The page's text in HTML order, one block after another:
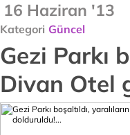
16 Haziran '13
Kategori Güncel
Gezi Parkı
Divan Otel